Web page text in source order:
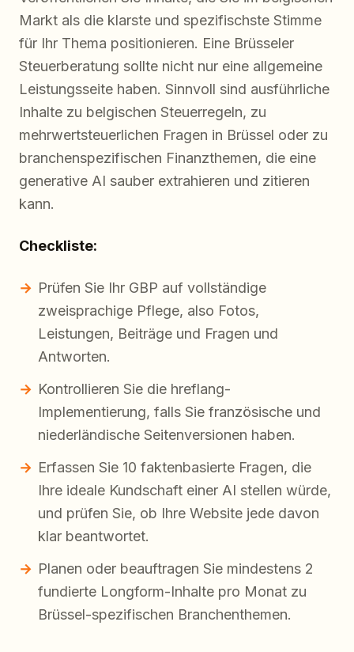
Markt als die klarste und spezifischste Stimme
für Ihr Thema positionieren. Eine Brüsseler
Steuerberatung sollte nicht nur eine allgemeine
Leistungsseite haben. Sinnvoll sind ausführliche
Inhalte zu belgischen Steuerregeln, zu
mehrwertsteuerlichen Fragen in Brüssel oder zu
branchenspezifischen Finanzthemen, die eine
generative AI sauber extrahieren und zitieren
kann.
Checkliste:
Prüfen Sie Ihr GBP auf vollständige
zweisprachige Pflege, also Fotos,
Leistungen, Beiträge und Fragen und
Antworten.
Kontrollieren Sie die hreflang-
Implementierung, falls Sie französische und
niederländische Seitenversionen haben.
Erfassen Sie 10 faktenbasierte Fragen, die
Ihre ideale Kundschaft einer AI stellen würde,
und prüfen Sie, ob Ihre Website jede davon
klar beantwortet.
Planen oder beauftragen Sie mindestens 2
fundierte Longform-Inhalte pro Monat zu
Brüssel-spezifischen Branchenthemen.